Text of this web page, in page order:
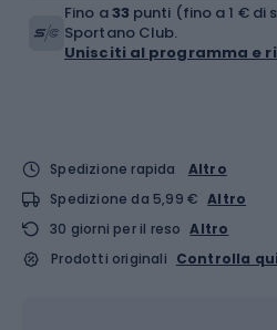
Fino a33 punti (fino a 1 € di
Sportano Club.
Unisciti al programma e
Spedizione rapida
Altro
Spedizione da 5,99 € Altro
30 giorni per il reso Altro
Prodotti originali Controlla qui